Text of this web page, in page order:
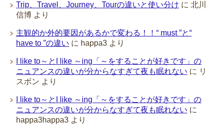
Trip、Travel、Journey、Tourの違いと使い分け に 北川
信博 より
主観的か外的要因があるかで変わる！！“ must ”と“
have to ”の違い に happa3 より
I like to～とI like ～ing「～をすることが好きです」の
ニュアンスの違いが分からなすぎて夜も眠れない に リ
スボン より
I like to～とI like ～ing「～をすることが好きです」の
ニュアンスの違いが分からなすぎて夜も眠れない に
happa3happa3 より